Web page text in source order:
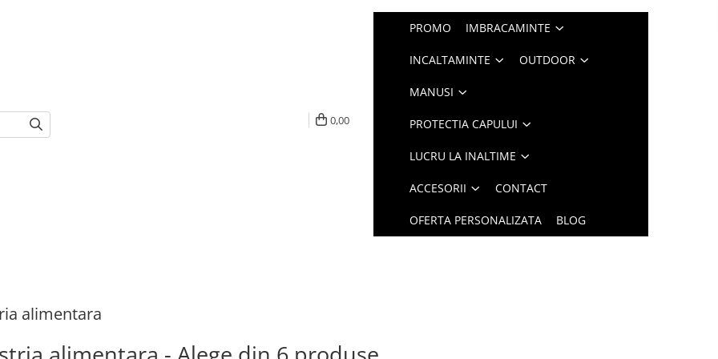
0,00
PROMO IMBRACAMINTE
INCALTAMINTE OUTDOOR
MANUSI
PROTECTIA CAPULUI
LUCRU LA INALTIME
ACCESORII CONTACT
OFERTA PERSONALIZATA BLOG
alimentara